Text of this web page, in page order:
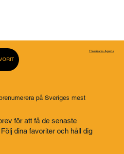
Föreläsares Agentur
på Sveriges mest
för att få de senaste
dina favoriter och håll dig